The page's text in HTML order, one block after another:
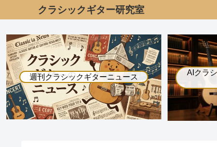
クラシックギター研究室
週刊クラシックギターニュース AIクラ